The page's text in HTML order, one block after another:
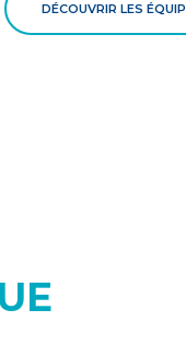
DÉCOUVRIR LES